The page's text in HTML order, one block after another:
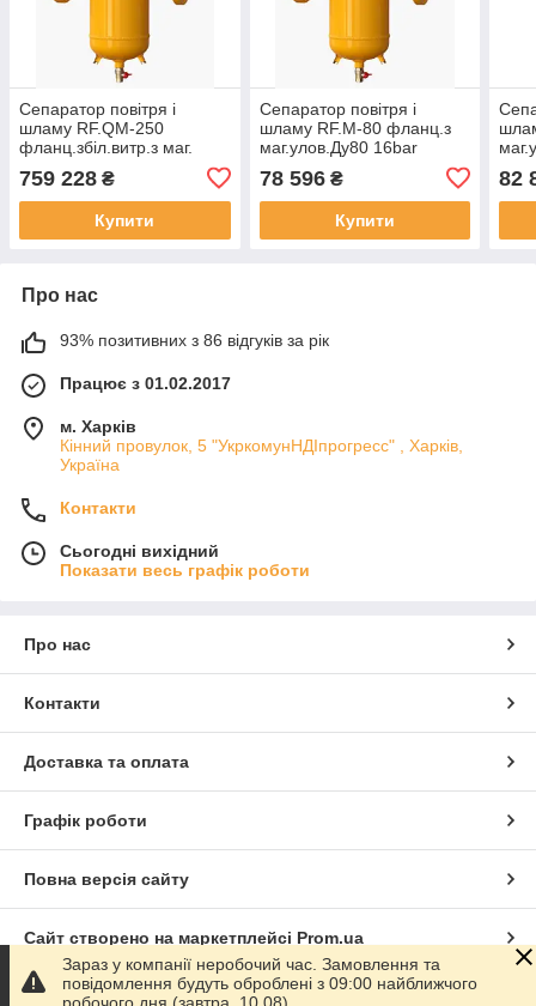
Сепаратор повітря і
шламу RF.QМ-250
фланц.збіл.витр.з маг.
улов.Ду250 16bar KVANT
DisAir DiRT
759 228 ₴
Купити
Сепаратор повітря і
шламу RF.М-80 фланц.з
маг.улов.Ду80 16bar
78 596₴
Купити
82
Про нас
93% позитивних з 86 відгуків за рік
Працює з 01.02.2017
м. Харків
Кінний провулок, 5 "УкркомунНДІпрогресс" , Харків,
Україна
Контакти
Сьогодні вихідний
Показати весь графік роботи
Про нас
Контакти
Доставка та оплата
Графік роботи
Повна версія сайту
Сайт створено на маркетплейсі Prom.ua
Політика конфіденційності
Зараз у компанії неробочий час. Замовлення та
повідомлення будуть оброблені з 09:00 найближчого